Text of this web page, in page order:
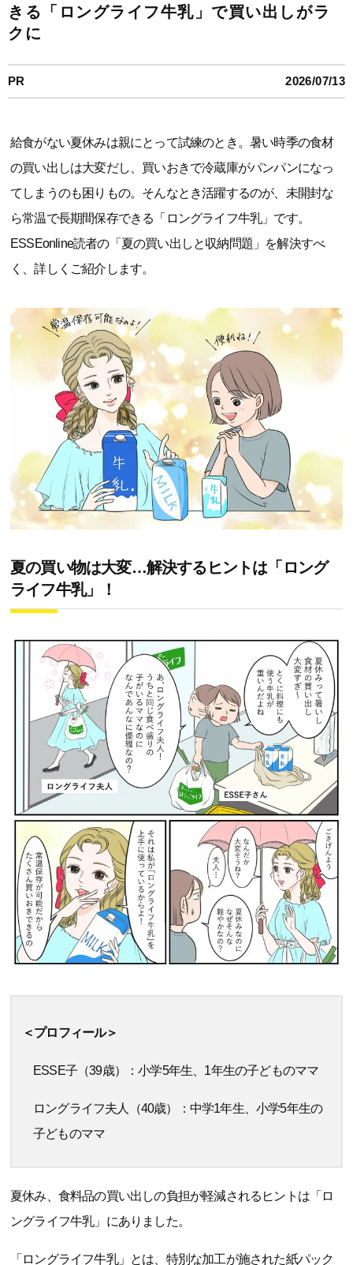
きる「ロングライフ牛乳」で買い出しがラ
クに
PR 2026/07/13
給食がない夏休みは親にとって試練のとき。暑い時季の食材
の買い出しは大変だし、買いおきで冷蔵庫がパンパンになっ
てしまうのも困りもの。そんなとき活躍するのが、未開封な
ら常温で長期間保存できる「ロングライフ牛乳」です。
ESSEonline読者の「夏の買い出しと収納問題」を解決すべ
く、詳しくご紹介します。
夏の買い物は大変…解決するヒントは「ロング
ライフ牛乳」！
＜プロフィール＞
ESSE子（39歳）：小学5年生、1年生の子どものママ
ロングライフ夫人（40歳）：中学1年生、小学5年生の
子どものママ
夏休み、食料品の買い出しの負担が軽減されるヒントは「ロ
ングライフ牛乳」にありました。
「ロングライフ牛乳」とは、特別な加工が施された紙パック